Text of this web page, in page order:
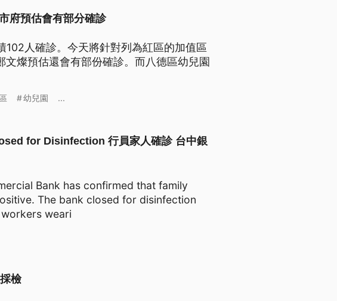
府預估會有部分確診
人確診。今天將針對列為紅區的加值區
文燦預估還會有部份確診。而八德區幼兒園
幼兒園 ...
for Disinfection 行員家人確診 台中銀
Bank has confirmed that family
The bank closed for disinfection
weari
檢